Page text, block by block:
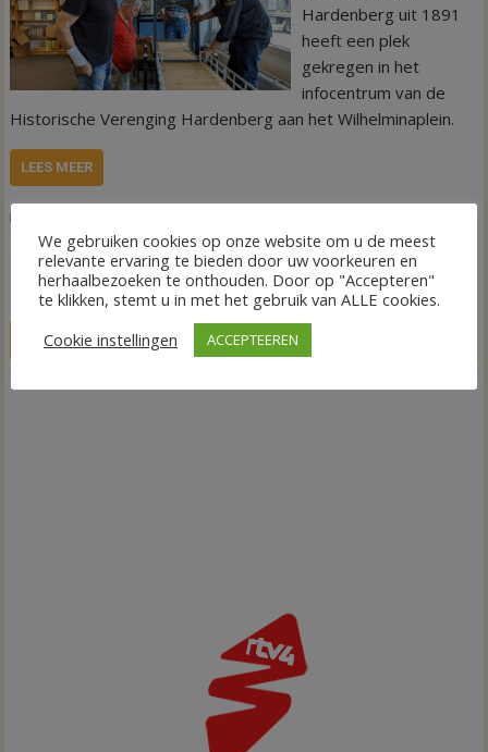
Hardenberg uit 1891
heeft een plek
gekregen in het
infocentrum van de
Historische Verenging Hardenberg aan het Wilhelminaplein.
LEES MEER
Hardenberg
LIVE
We gebruiken cookies op onze website om u de meest
relevante ervaring te bieden door uw voorkeuren en
herhaalbezoeken te onthouden. Door op "Accepteren"
te klikken, stemt u in met het gebruik van ALLE cookies.
Cookie instellingen
ACCEPTEEREN